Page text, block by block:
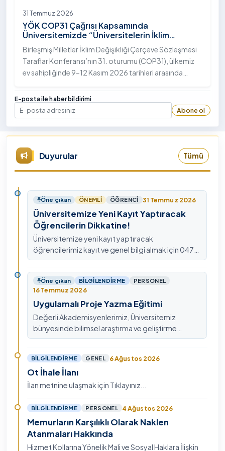
31 Temmuz 2026
YÖK COP31 Çağrısı Kapsamında
Üniversitemizde “Üniversitelerin İklim
Diplomasisindeki Rolü” Konulu Bilgilendirme
Toplantısı Yapıldı
Birleşmiş Milletler İklim Değişikliği Çerçeve Sözleşmesi
Taraflar Konferansı’nın 31. oturumu (COP31), ülkemiz
ev sahipliğinde 9-12 Kasım 2026 tarihleri arasında
Yükseköğretim Kurulu (YÖK), üniversitelerin akademik
katkı ve proje bildirimlerini koordine etme çağrısında
bulundu. Ardahan Üniversitesinde 31 Temmuz 2026
E-posta ile haber bildirimi
E-posta
Abone ol
Duyurular Tümü
Öne çıkan ÖNEMLI ÖĞRENCI 31 Temmuz 2026
Üniversitemize Yeni Kayıt Yaptıracak
Öğrencilerin Dikkatine!
Üniversitemize yeni kayıt yaptıracak
öğrencilerimiz kayıt ve genel bilgi almak için 0478
211 75 75 Dahili: 1913 nolu telefondan
ulaşabilirsiniz.
Öne çıkan BILGILENDIRME PERSONEL
16 Temmuz 2026
Uygulamalı Proje Yazma Eğitimi
Değerli Akademisyenlerimiz, Üniversitemiz
bünyesinde bilimsel araştırma ve geliştirme
kültürünü güçlendirmek, ulusal ve uluslararası fon
mekanizmala…
BILGILENDIRME GENEL 6 Ağustos 2026
Ot İhale İlanı
İlan metnine ulaşmak için Tıklayınız...
BILGILENDIRME PERSONEL 4 Ağustos 2026
Memurların Karşılıklı Olarak Naklen
Atanmaları Hakkında
Hizmet Kollarına Yönelik Mali ve Sosyal Haklara İlişkin